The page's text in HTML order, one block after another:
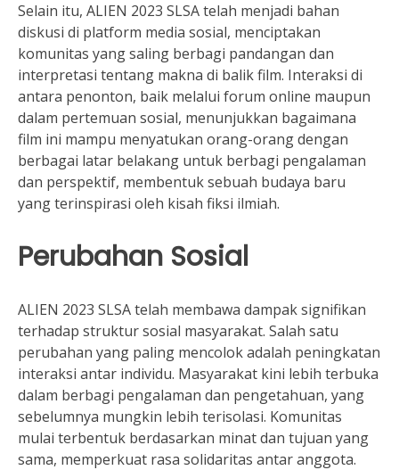
Selain itu, ALIEN 2023 SLSA telah menjadi bahan
diskusi di platform media sosial, menciptakan
komunitas yang saling berbagi pandangan dan
interpretasi tentang makna di balik film. Interaksi di
antara penonton, baik melalui forum online maupun
dalam pertemuan sosial, menunjukkan bagaimana
film ini mampu menyatukan orang-orang dengan
berbagai latar belakang untuk berbagi pengalaman
dan perspektif, membentuk sebuah budaya baru
yang terinspirasi oleh kisah fiksi ilmiah.
Perubahan Sosial
ALIEN 2023 SLSA telah membawa dampak signifikan
terhadap struktur sosial masyarakat. Salah satu
perubahan yang paling mencolok adalah peningkatan
interaksi antar individu. Masyarakat kini lebih terbuka
dalam berbagi pengalaman dan pengetahuan, yang
sebelumnya mungkin lebih terisolasi. Komunitas
mulai terbentuk berdasarkan minat dan tujuan yang
sama, memperkuat rasa solidaritas antar anggota.